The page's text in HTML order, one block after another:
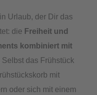
Urlaub, der Dir das
die Freiheit und
kombiniert mit
Selbst das Frühstück
mit
oder sich mit einem